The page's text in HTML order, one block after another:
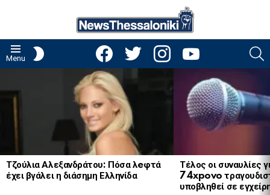
Menu
facebooktwitter instagramyoutube
Τζούλια Αλεξανδράτου: Πόσα λeφτά
έχει βγάλει η διάσημη Ελληνίδα
Τέλος οι συναυλίες
74xpovo
υποβληθεί σε